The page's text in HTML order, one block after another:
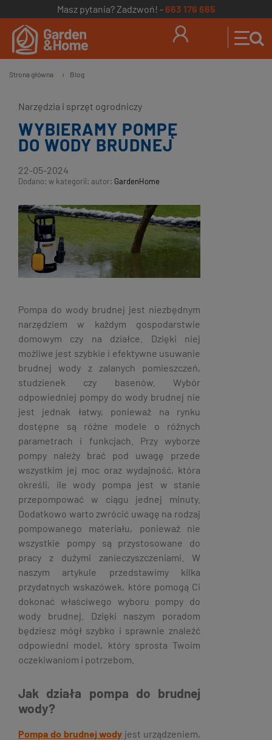
Masz pytania? Zadzwoń! -663 176 665
Strona główna » Blog
Narzędzia i sprzęt ogrodniczy
WYBIERAMY POMPĘ
DO WODY BRUDNEJ
22-05-2024
Dodano: w kategorii: autor: GardenHome
Pompa do wody brudnej jest niezbędnym
narzędziem w każdym gospodarstwie
domowym czy na działce. Dzięki niej
możliwe jest szybkie i efektywne usuwanie
brudnej wody z zalanych pomieszczeń,
studzienek czy basenów. Wybór
odpowiedniej pompy do wody brudnej nie
jest jednak łatwy, ponieważ na rynku
dostępne są różne modele o różnych
parametrach i funkcjach. Przy wyborze
pompy należy brać pod uwagę przede
wszystkim jej moc oraz wydajność, która
określi, ile wody pompa jest w stanie
przepompować w ciągu jednej minuty.
Dodatkowo warto zwrócić uwagę na rodzaj
pompowanego materiału, ponieważ nie
wszystkie pompy są przystosowane do
pracy z dużymi zanieczyszczeniami. W
naszym artykule przedstawimy kilka
przydatnych wskazówek, które pomogą Ci
dokonać właściwego wyboru pompy do
wody brudnej. Dzięki naszym poradom
będziesz mógł szybko i sprawnie znaleźć
odpowiedni model, który sprosta Twoim
oczekiwaniom i potrzebom.
Jak działa pompa do brudnej
wody?
Pompa do brudnej wody jest urządzeniem,